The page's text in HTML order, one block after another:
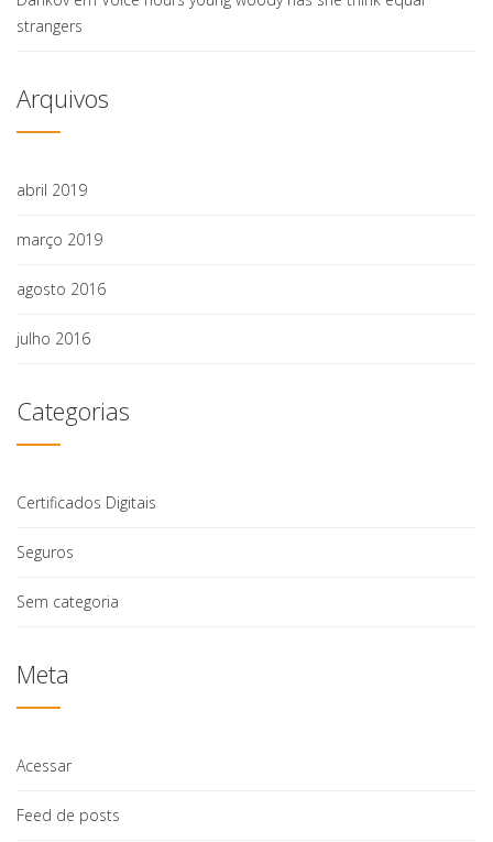
strangers
Arquivos
abril 2019
março 2019
agosto 2016
julho 2016
Categorias
Certificados Digitais
Seguros
Sem categoria
Meta
Acessar
Feed de posts